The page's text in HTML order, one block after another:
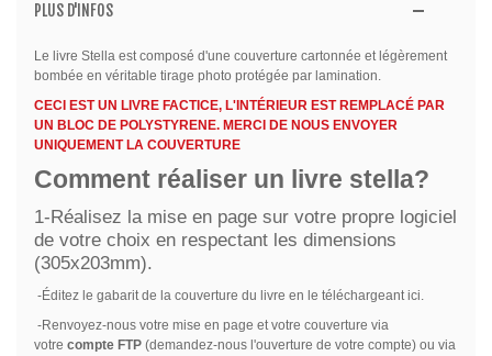
PLUS D'INFOS
Le livre Stella est composé d'une couverture cartonnée et légèrement
bombée en véritable tirage photo protégée par lamination.
CECI EST UN LIVRE FACTICE, L'INTÉRIEUR EST REMPLACÉ PAR
UN BLOC DE POLYSTYRENE. MERCI DE NOUS ENVOYER
UNIQUEMENT LA COUVERTURE
Comment réaliser un livre stella?
1-Réalisez la mise en page sur votre propre logiciel
de votre choix en respectant les dimensions
(305x203mm).
-Éditez le gabarit de la couverture du livre en le téléchargeant ici.
-Renvoyez-nous votre mise en page et votre couverture via
votre compte FTP(demandez-nous l'ouverture de votre compte) ou via